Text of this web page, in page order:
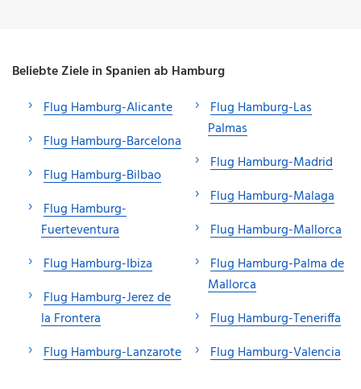
Beliebte Ziele in Spanien ab Hamburg
Flug Hamburg-Alicante
Flug Hamburg-Barcelona
Flug Hamburg-Bilbao
Flug Hamburg-
Fuerteventura
Flug Hamburg-Ibiza
Flug Hamburg-Jerez de
la Frontera
Flug Hamburg-Lanzarote
Flug Hamburg-Las
Palmas
Flug Hamburg-Madrid
Flug Hamburg-Malaga
Flug Hamburg-Mallorca
Flug Hamburg-Palma de
Mallorca
Flug Hamburg-Teneriffa
Flug Hamburg-Valencia